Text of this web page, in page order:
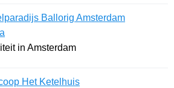
Ballorig Amsterdam
in Amsterdam
Het Ketelhuis